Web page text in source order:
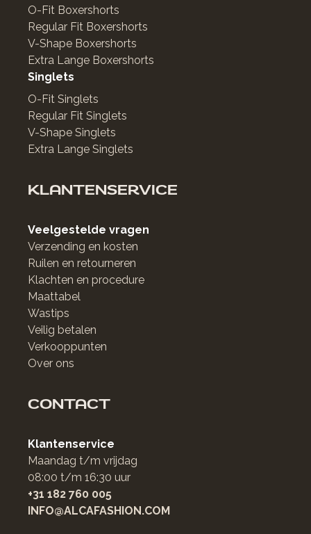
O-Fit Boxershorts
Regular Fit Boxershorts
V-Shape Boxershorts
Extra Lange Boxershorts
Singlets
O-Fit Singlets
Regular Fit Singlets
V-Shape Singlets
Extra Lange Singlets
KLANTENSERVICE
Veelgestelde vragen
Verzending en kosten
Ruilen en retourneren
Klachten en procedure
Maattabel
Wastips
Veilig betalen
Verkooppunten
Over ons
CONTACT
Klantenservice
Maandag t/m vrijdag
08:00 t/m 16:30 uur
+31 182 760 005
INFO@ALCAFASHION.COM